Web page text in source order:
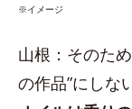
※イメージ
山根：そのた
の作品”にしな